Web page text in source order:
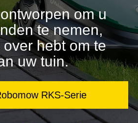
om u
te nemen,
hebt om te
uw tuin.
RKS-Serie